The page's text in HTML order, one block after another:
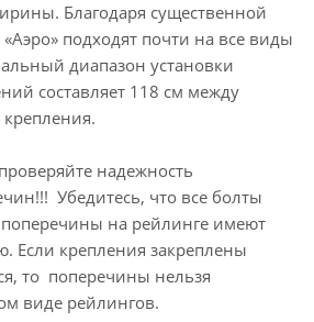
Благодаря существенной
подходят почти на все виды
диапазон установки
составляет 118 см между
надежность
Убедитесь, что все болты
на рейлинге имеют
Если крепления закреплены
то поперечины нельзя
виде рейлингов.